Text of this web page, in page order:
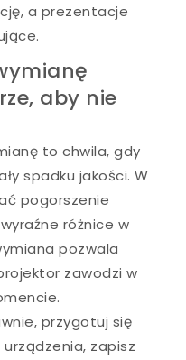
a prezentacje
aby nie
to chwila, gdy
spadku jakości. W
pogorszenie
różnice w
pozwala
zawodzi w
przygotuj się
zapisz